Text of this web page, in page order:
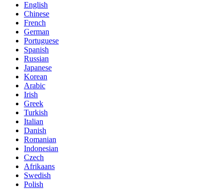
English
Chinese
French
German
Portuguese
Spanish
Russian
Japanese
Korean
Arabic
Irish
Greek
Turkish
Italian
Danish
Romanian
Indonesian
Czech
Afrikaans
Swedish
Polish